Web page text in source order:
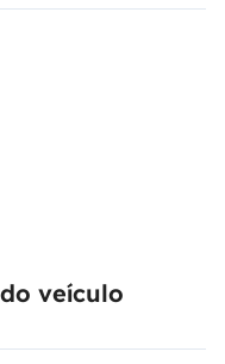
veículo